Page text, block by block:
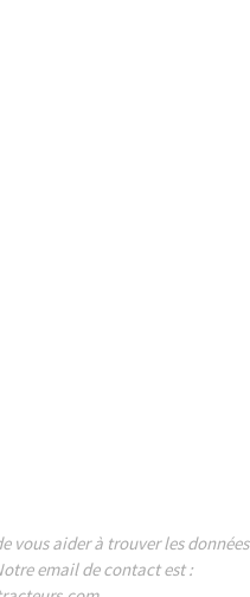
vous aider à trouver les données
email de contact est :